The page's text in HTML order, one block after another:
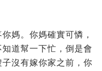
媽。你媽確實可憐，
道幫一下忙，倒是會
沒有嫁你家之前，你